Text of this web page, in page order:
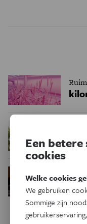
in
Een
cookies
Welke cookies
We gebruiken
Sommige zijn